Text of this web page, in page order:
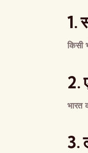
1.
किसी
2.
भारत
3.